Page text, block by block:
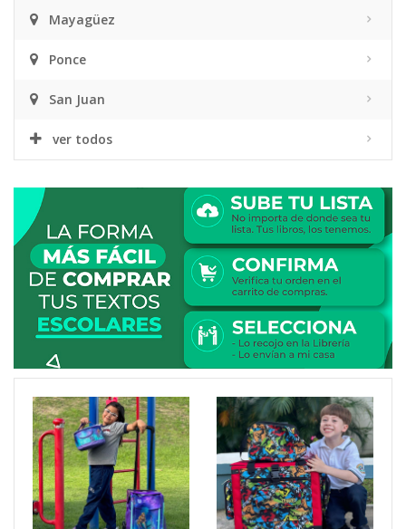
Mayagüez
Ponce
San Juan
ver todos